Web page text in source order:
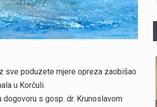
sve poduzete mjere opreza zaobišao
u Korčuli.
s gosp. dr. Krunoslavom